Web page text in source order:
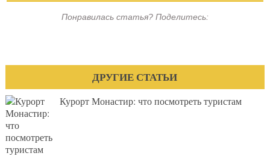
Понравилась статья? Поделитесь:
ДРУГИЕ СТАТЬИ
Курорт Монастир: что посмотреть туристам